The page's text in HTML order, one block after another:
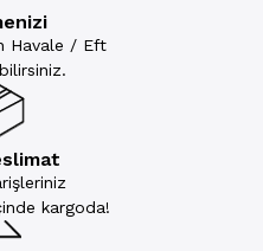
Havale / Eft
kargoda!